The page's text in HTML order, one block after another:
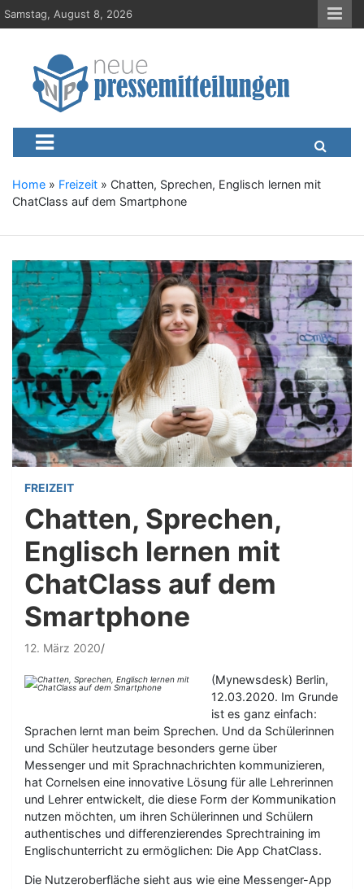
S
k
Samstag, August 8, 2026
Neue-
Presseportal, Nachrichten, News, Meldungen, Wirtschaft
Home » Freizeit » Chatten, Sprechen, Englisch lernen mit
ChatClass auf dem Smartphone
FREIZEIT
Chatten, Sprechen,
Englisch lernen mit
ChatClass auf dem
Smartphone
12. März 2020
(Mynewsdesk) Berlin,
12.03.2020. Im Grunde
ist es ganz einfach:
Sprachen lernt man beim Sprechen. Und da Schülerinnen
und Schüler heutzutage besonders gerne über
Messenger und mit Sprachnachrichten kommunizieren,
hat Cornelsen eine innovative Lösung für alle Lehrerinnen
und Lehrer entwickelt, die diese Form der Kommunikation
nutzen möchten, um ihren Schülerinnen und Schülern
authentisches und differenzierendes Sprechtraining im
Englischunterricht zu ermöglichen: Die App ChatClass.
Die Nutzeroberfläche sieht aus wie eine Messenger-App